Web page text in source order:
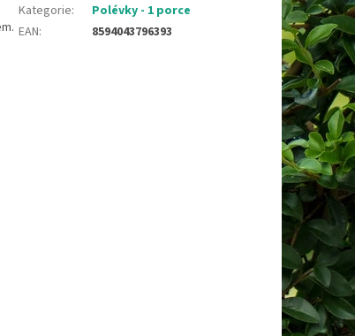
Kategorie:
Polévky - 1 porce
EAN: 8594043796393